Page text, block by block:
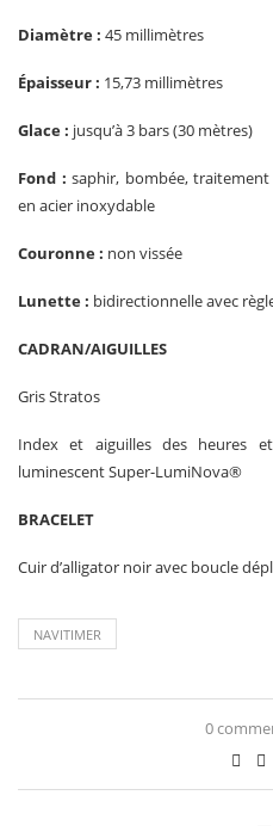
Diamètre : 45 millimètres
Épaisseur : 15,73 millimètres
Glace : jusqu’à 3 bars (30 mètres)
Fond :saphir, bombée,
en acier inoxydable
Couronne : non vissée
Lunette : bidirectionnelle avec
CADRAN/AIGUILLES
Gris Stratos
Index et aiguilles des heures
luminescent Super-LumiNova®
BRACELET
Cuir d’alligator noir avec boucle
NAVITIMER
0